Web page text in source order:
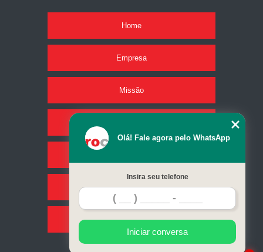
Home
Empresa
Missão
Contato
Mapa do site
Olá! Fale agora pelo WhatsApp
Insira seu telefone
Iniciar conversa